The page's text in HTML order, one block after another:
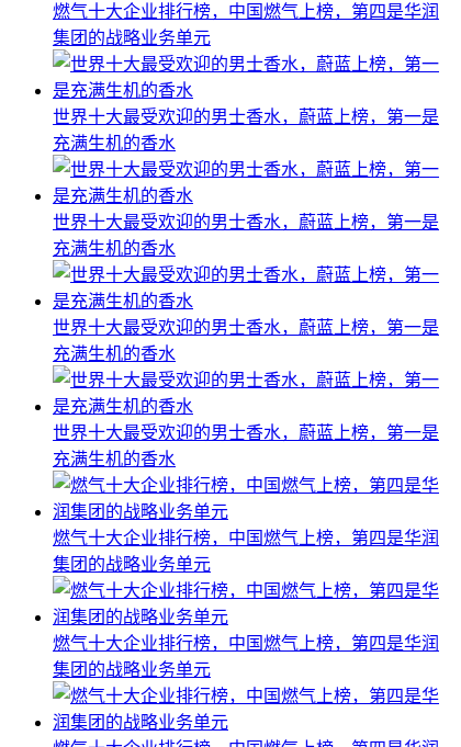
燃气十大企业排行榜，中国燃气上榜，第四是华润
集团的战略业务单元
世界十大最受欢迎的男士香水，蔚蓝上榜，第一是
充满生机的香水
世界十大最受欢迎的男士香水，蔚蓝上榜，第一是
充满生机的香水
世界十大最受欢迎的男士香水，蔚蓝上榜，第一是
充满生机的香水
世界十大最受欢迎的男士香水，蔚蓝上榜，第一是
充满生机的香水
燃气十大企业排行榜，中国燃气上榜，第四是华润
集团的战略业务单元
燃气十大企业排行榜，中国燃气上榜，第四是华润
集团的战略业务单元